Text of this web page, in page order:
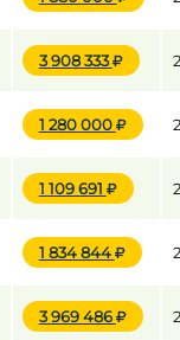
3 908 333
1 280 000
1 109 691
1 834 844
3 969 486